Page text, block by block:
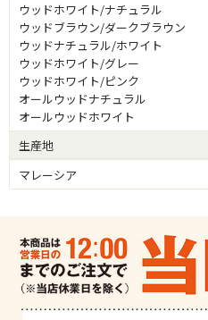
ウッドホワイト/ナチュラル
ウッドブラウン/ダークブラウン
ウッドナチュラル/ホワイト
ウッドホワイト/グレー
ウッドホワイト/ピンク
オールウッドナチュラル
オールウッドホワイト
生産地
マレーシア